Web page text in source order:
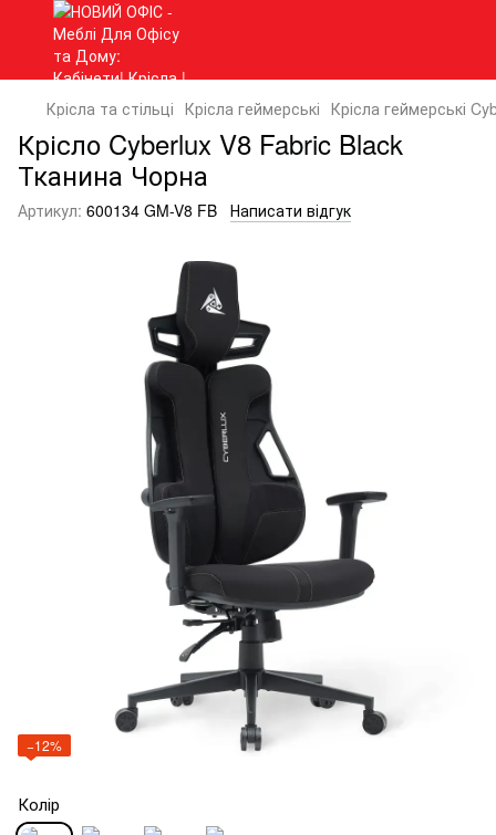
Крісла та стільці Крісла геймерські Крісла геймерські
Крісло Cyberlux V8 Fabric Black
Тканина Чорна
Артикул: 600134 GM-V8 FB Написати відгук
−12%
Колір